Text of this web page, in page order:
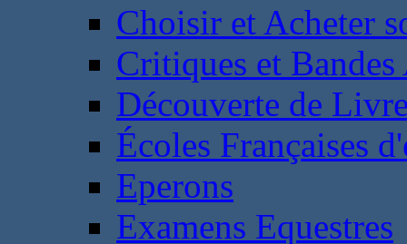
Choisir et Acheter
Critiques et
Découverte de
Écoles Françaises
Eperons
Examens Equestres